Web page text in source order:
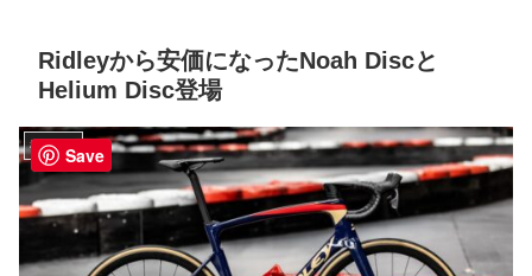
Ridleyから安価になったNoah Discと
Helium Disc登場
機材情報Save